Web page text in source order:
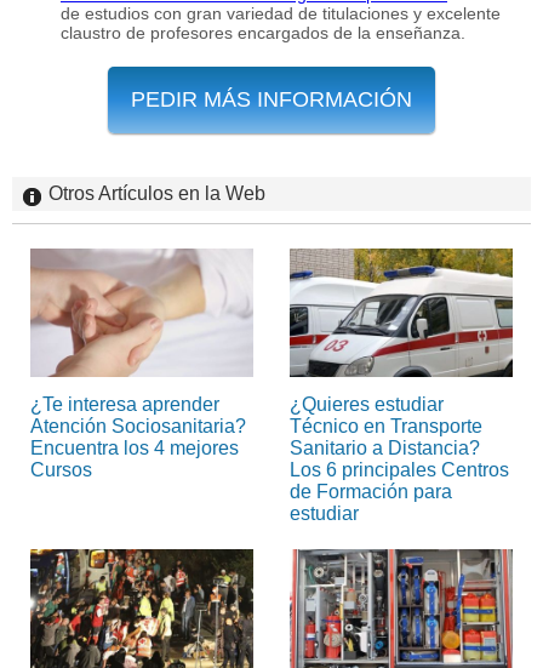
de estudios con gran variedad de titulaciones y excelente
claustro de profesores encargados de la enseñanza.
PEDIR MÁS INFORMACIÓN
Otros Artículos en la Web
¿Te interesa aprender
Atención Sociosanitaria?
Encuentra los 4 mejores
Cursos
¿Quieres estudiar
Técnico en Transporte
Sanitario a Distancia?
Los 6 principales Centros
de Formación para
estudiar